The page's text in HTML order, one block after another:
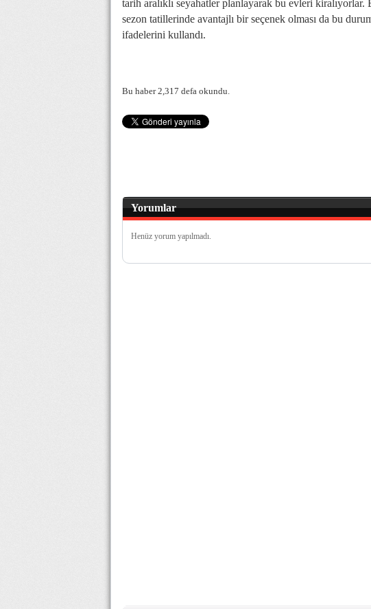
tarih aralıklı seyahatler planlayarak bu evleri
sezon tatillerinde avantajlı bir seçenek olması da bu
ifadelerini kullandı.
Bu haber 2,317 defa okundu.
Yorumlar
Henüz yorum yapılmadı.